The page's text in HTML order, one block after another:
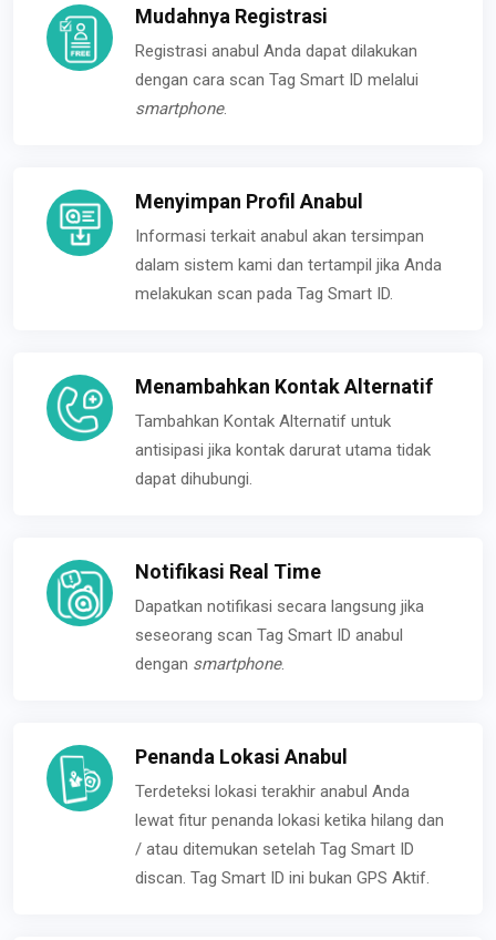
Mudahnya Registrasi
Registrasi anabul Anda dapat dilakukan
dengan cara scan Tag Smart ID melalui
smartphone.
Menyimpan Profil Anabul
Informasi terkait anabul akan tersimpan
dalam sistem kami dan tertampil jika Anda
melakukan scan pada Tag Smart ID.
Menambahkan Kontak Alternatif
Tambahkan Kontak Alternatif untuk
antisipasi jika kontak darurat utama tidak
dapat dihubungi.
Notifikasi Real Time
Dapatkan notifikasi secara langsung jika
seseorang scan Tag Smart ID anabul
dengan smartphone.
Penanda Lokasi Anabul
Terdeteksi lokasi terakhir anabul Anda
lewat fitur penanda lokasi ketika hilang dan
/ atau ditemukan setelah Tag Smart ID
discan. Tag Smart ID ini bukan GPS Aktif.